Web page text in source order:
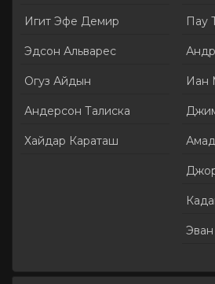
Игит Эфе Демир
Эдсон Альварес
Огуз Айдын
Андерсон Талиска
Хайдар Караташ
Пау
Иан